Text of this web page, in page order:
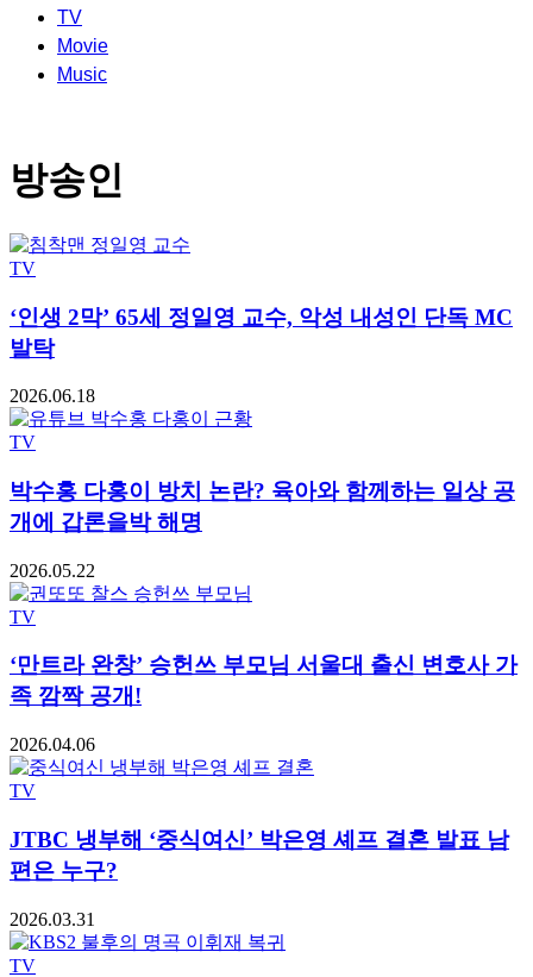
TV
Movie
Music
방송인
TV
‘인생 2막’ 65세 정일영 교수, 악성 내성인 단독 MC
발탁
2026.06.18
TV
박수홍 다홍이 방치 논란? 육아와 함께하는 일상 공
개에 갑론을박 해명
2026.05.22
TV
‘만트라 완창’ 승헌쓰 부모님 서울대 출신 변호사 가
족 깜짝 공개!
2026.04.06
TV
JTBC 냉부해 ‘중식여신’ 박은영 셰프 결혼 발표 남
편은 누구?
2026.03.31
TV